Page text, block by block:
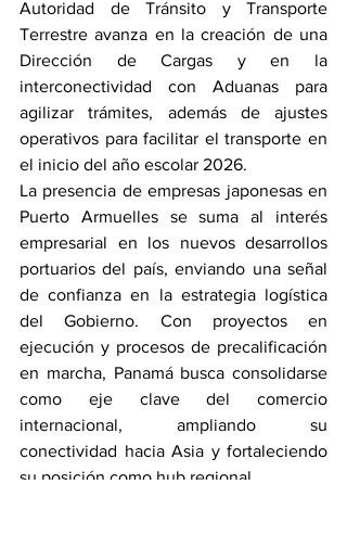
Autoridad de Tránsito y Transporte
Terrestre avanza en la creación de una
Dirección de Cargas y en la
interconectividad con Aduanas para
agilizar trámites, además de ajustes
operativos para facilitar el transporte en
el inicio del año escolar 2026.
La presencia de empresas japonesas en
Puerto Armuelles se suma al interés
empresarial en los nuevos desarrollos
portuarios del país, enviando una señal
de confianza en la estrategia logística
del Gobierno. Con proyectos en
ejecución y procesos de precalificación
en marcha, Panamá busca consolidarse
como eje clave del comercio
internacional, ampliando su
conectividad hacia Asia y fortaleciendo
su posición como hub regional.